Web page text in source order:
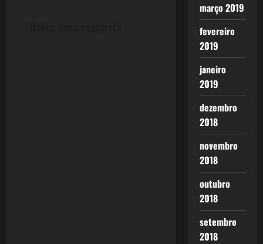
março 2019
fevereiro
2019
janeiro
2019
dezembro
2018
novembro
2018
outubro
2018
setembro
2018